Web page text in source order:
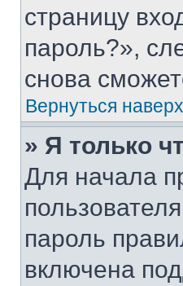
страницу
пароль?»,
снова
Вернуться наверх
» Я только
Для начала
пароль
включена